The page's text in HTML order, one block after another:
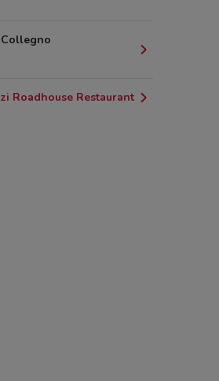
Collegno
Roadhouse Restaurant